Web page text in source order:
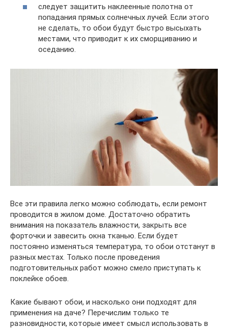
следует защитить наклеенные полотна от
попадания прямых солнечных лучей. Если этого
не сделать, то обои будут быстро высыхать
местами, что приводит к их сморщиванию и
оседанию.
Все эти правила легко можно соблюдать, если ремонт
проводится в жилом доме. Достаточно обратить
внимания на показатель влажности, закрыть все
форточки и завесить окна тканью. Если будет
постоянно изменяться температура, то обои отстанут в
разных местах. Только после проведения
подготовительных работ можно смело приступать к
поклейке обоев.
Какие бывают обои, и насколько они подходят для
применения на даче? Перечислим только те
разновидности, которые имеет смысл использовать в